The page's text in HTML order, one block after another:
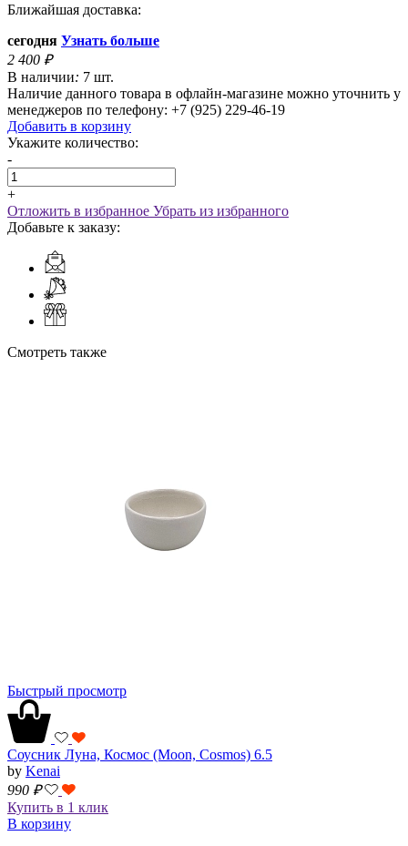
Ближайшая доставка:
сегодня Узнать больше
2 400 ₽
В наличии: 7 шт.
Наличие данного товара в офлайн-магазине можно уточнить у
менеджеров по телефону: +7 (925) 229-46-19
Добавить в корзину
Укажите количество:
-
+
Отложить в избранное Убрать из избранного
Добавьте к заказу:
Смотреть также
Быстрый просмотр
Соусник Луна, Космос (Moon, Cosmos) 6.5
by Kenai
990 ₽
Купить в 1 клик
В корзину